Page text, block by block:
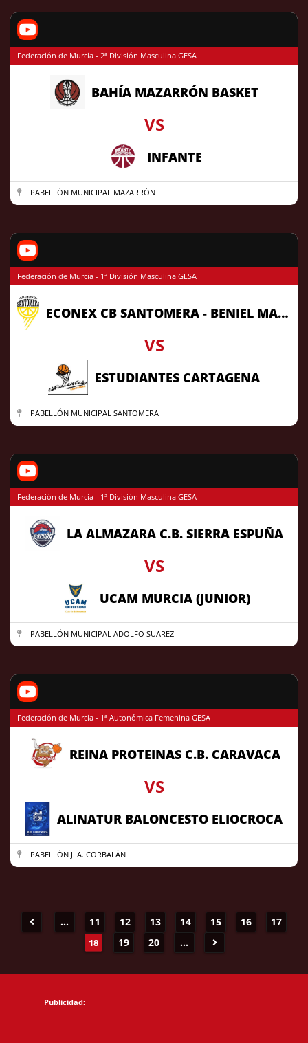
Federación de Murcia - 2ª División Masculina GESA
BAHÍA MAZARRÓN BASKET
VS
INFANTE
PABELLÓN MUNICIPAL MAZARRÓN
Federación de Murcia - 1ª División Masculina GESA
ECONEX CB SANTOMERA - BENIEL MAJONA
VS
ESTUDIANTES CARTAGENA
PABELLÓN MUNICIPAL SANTOMERA
Federación de Murcia - 1ª División Masculina GESA
LA ALMAZARA C.B. SIERRA ESPUÑA
VS
UCAM MURCIA (JUNIOR)
PABELLÓN MUNICIPAL ADOLFO SUAREZ
Federación de Murcia - 1ª Autonómica Femenina GESA
REINA PROTEINAS C.B. CARAVACA
VS
ALINATUR BALONCESTO ELIOCROCA
PABELLÓN J. A. CORBALÁN
... 11 12 13 14 15 16 17
18 19 20 ...